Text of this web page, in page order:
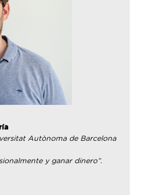
Autònoma de Barcelona
y ganar dinero”.